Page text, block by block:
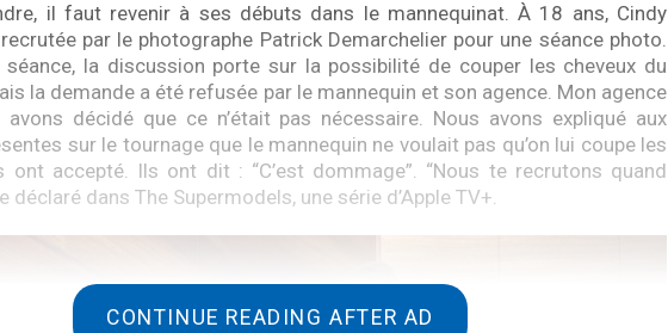
il faut revenir à ses débuts dans le mannequinat. À 18 ans, Cindy
par le photographe Patrick Demarchelier pour une séance photo.
la discussion porte sur la possibilité de couper les cheveux du
la demande a été refusée par le mannequin et son agence. Mon agence
décidé que ce n’était pas nécessaire. Nous avons expliqué aux
sur le tournage que le mannequin ne voulait pas qu’on lui coupe les
ont accepté. Ils ont dit : “C’est dommage”. “Nous te recrutons quand
déclaré dans The Supermodels, une série d’Apple TV+.
CONTINUE READING AFTER AD